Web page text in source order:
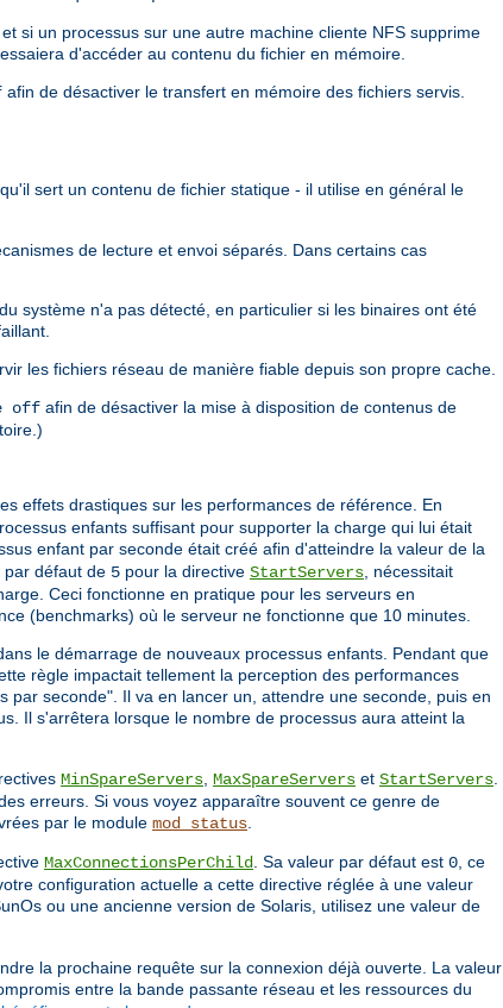
si un processus sur une autre machine cliente NFS supprime
d'accéder au contenu du fichier en mémoire.
afin de désactiver le transfert en mémoire des fichiers servis.
sert un contenu de fichier statique - il utilise en général le
de lecture et envoi séparés. Dans certains cas
système n'a pas détecté, en particulier si les binaires ont été
les fichiers réseau de manière fiable depuis son propre cache.
off afin de désactiver la mise à disposition de contenus de
effets drastiques sur les performances de référence. En
enfants suffisant pour supporter la charge qui lui était
enfant par seconde était créé afin d'atteindre la valeur de la
par défaut de 5 pour la directive StartServers, nécessitait
Ceci fonctionne en pratique pour les serveurs en
(benchmarks) où le serveur ne fonctionne que 10 minutes.
le démarrage de nouveaux processus enfants. Pendant que
règle impactait tellement la perception des performances
seconde". Il va en lancer un, attendre une seconde, puis en
Il s'arrêtera lorsque le nombre de processus aura atteint la
MinSpareServers, MaxSpareServers et StartServers.
erreurs. Si vous voyez apparaître souvent ce genre de
par le module mod_status.
MaxConnectionsPerChild. Sa valeur par défaut est 0, ce
configuration actuelle a cette directive réglée à une valeur
ou une ancienne version de Solaris, utilisez une valeur de
la prochaine requête sur la connexion déjà ouverte. La valeur
entre la bande passante réseau et les ressources du